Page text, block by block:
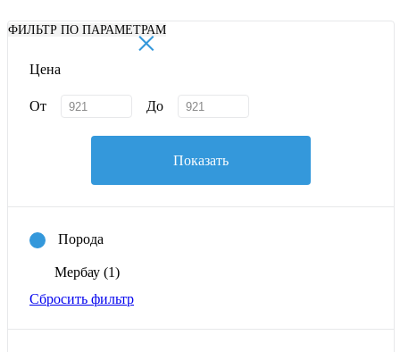
ФИЛЬТР ПО ПАРАМЕТРАМ
×
Цена
От До
Показать
Порода
Мербау (1)
Сбросить фильтр